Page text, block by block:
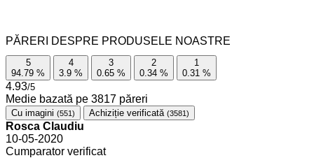
PĂRERI DESPRE PRODUSELE NOASTRE
5
94.79 %
4
3.9 %
3
0.65 %
2
0.34 %
1
0.31 %
4.93/5
Medie bazată pe 3817 păreri
Cu imagini (551) Achiziție verificată (3581)
Rosca Claudiu
10-05-2020
Cumparator verificat